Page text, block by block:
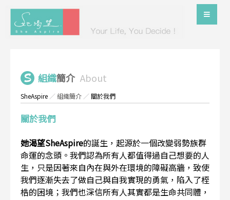
組織簡介 About
SheAspire ／組織簡介 ／關於我們
關於我們
她渴望SheAspire的誕生，起源於一個改變弱勢族群
命運的念頭。我們認為所有人都值得過自己想要的人
生，只是因著來自內在與外在環境的障礙高牆，致使
我們逐漸失去了做自己與自我實現的勇氣，陷入了桎
梏的困境；我們也深信所有人其實都是生命共同體，